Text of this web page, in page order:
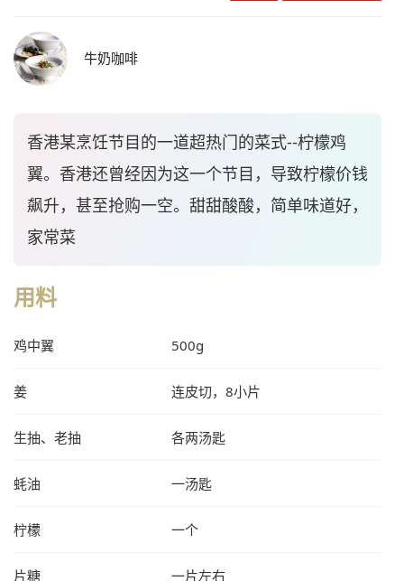
牛奶咖啡
香港某烹饪节目的一道超热门的菜式--柠檬鸡
翼。香港还曾经因为这一个节目，导致柠檬价钱
飙升，甚至抢购一空。甜甜酸酸，简单味道好，
家常菜
用料
鸡中翼 500g
姜 连皮切，8小片
生抽、老抽 各两汤匙
蚝油 一汤匙
柠檬 一个
片糖 一片左右